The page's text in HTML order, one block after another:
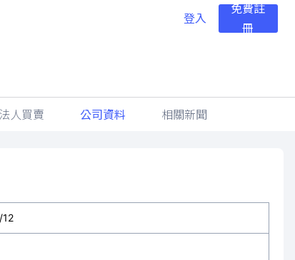
登入
免費註
冊
法人買賣 公司資料 相關新聞